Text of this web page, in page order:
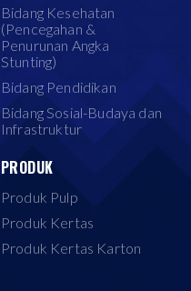
Bidang Kesehatan
(Pencegahan &
Penurunan Angka
Stunting)
Bidang Pendidikan
Bidang Sosial-Budaya dan
Infrastruktur
PRODUK
Produk Pulp
Produk Kertas
Produk Kertas Karton